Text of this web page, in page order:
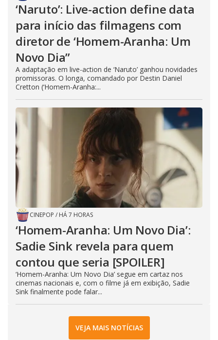
‘Naruto’: Live-action define data
para início das filmagens com
diretor de ‘Homem-Aranha: Um
Novo Dia”
A adaptação em live-action de ‘Naruto’ ganhou novidades
promissoras. O longa, comandado por Destin Daniel
Cretton (‘Homem-Aranha:...
CINEPOP / HÁ 7 HORAS
‘Homem-Aranha: Um Novo Dia’:
Sadie Sink revela para quem
contou que seria [SPOILER]
‘Homem-Aranha: Um Novo Dia’ segue em cartaz nos
cinemas nacionais e, com o filme já em exibição, Sadie
Sink finalmente pode falar...
VEJA MAIS NOTÍCIAS